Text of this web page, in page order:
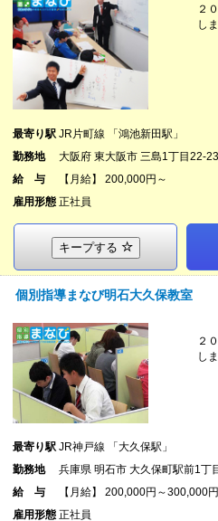
２
し
最寄り駅 JR片町線 「鴻池新田駅」
勤務地
大阪府 東大阪市 三島1丁目22-
給 与
【月給】 200,000円～
雇用形態 正社員
キープする
個別指導まなび明石大久保教室
２
し
最寄り駅 JR神戸線 「大久保駅」
勤務地
兵庫県 明石市 大久保町駅前1丁
給 与
【月給】 200,000円～300,000円
雇用形態 正社員